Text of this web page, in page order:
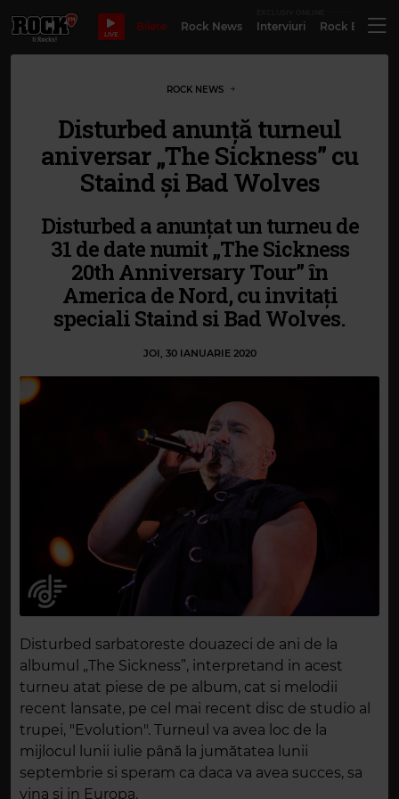
LIVE
Bilete Rock News Interviuri Rock
ROCK NEWS
Disturbed anunță turneul
aniversar „The Sickness” cu
Staind și Bad Wolves
Disturbed a anunțat un turneu de
31 de date numit „The Sickness
20th Anniversary Tour” în
America de Nord, cu invitați
speciali Staind si Bad Wolves.
JOI, 30 IANUARIE 2020
Disturbed sarbatoreste douazeci de ani de la
albumul „The Sickness”, interpretand in acest
turneu atat piese de pe album, cat si melodii
recent lansate, pe cel mai recent disc de studio al
trupei, "Evolution". Turneul va avea loc de la
mijlocul lunii iulie până la jumătatea lunii
septembrie si speram ca daca va avea succes, sa
vina si in Europa.